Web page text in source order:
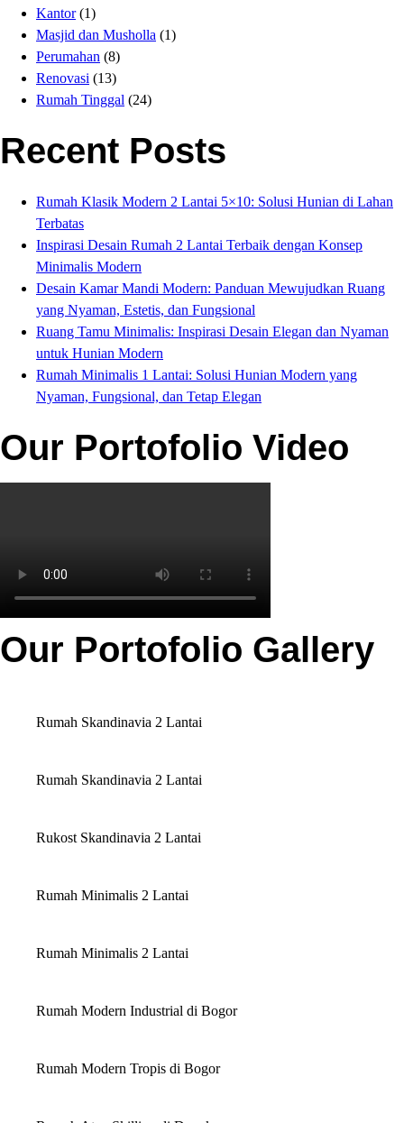
Kantor(1)
Masjid dan Musholla (1)
Perumahan (8)
Renovasi (13)
Rumah Tinggal (24)
Recent Posts
Rumah Klasik Modern 2 Lantai 5×10: Solusi Hunian di Lahan
Terbatas
Inspirasi Desain Rumah 2 Lantai Terbaik dengan Konsep
Minimalis Modern
Desain Kamar Mandi Modern: Panduan Mewujudkan Ruang
yang Nyaman, Estetis, dan Fungsional
Ruang Tamu Minimalis: Inspirasi Desain Elegan dan Nyaman
untuk Hunian Modern
Rumah Minimalis 1 Lantai: Solusi Hunian Modern yang
Nyaman, Fungsional, dan Tetap Elegan
Our Portofolio Video
Our Portofolio Gallery
Rumah Skandinavia 2 Lantai
Rumah Skandinavia 2 Lantai
Rukost Skandinavia 2 Lantai
Rumah Minimalis 2 Lantai
Rumah Minimalis 2 Lantai
Rumah Modern Industrial di Bogor
Rumah Modern Tropis di Bogor